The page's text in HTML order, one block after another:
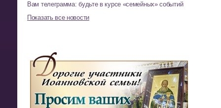
Вам телеграмма: будьте в курсе «семейных» событий
Показать все новости